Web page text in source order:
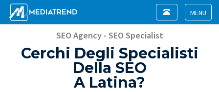
Toggle
Toggle
navigation
SEO Agency - SEO Specialist
Cerchi Degli Specialisti
Della SEO
A Latina?